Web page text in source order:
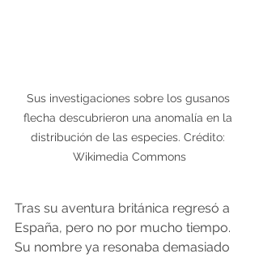
Sus investigaciones sobre los gusanos
flecha descubrieron una anomalía en la
distribución de las especies. Crédito:
Wikimedia Commons
Tras su aventura británica regresó a
España, pero no por mucho tiempo.
Su nombre ya resonaba demasiado